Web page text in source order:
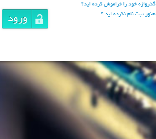
گذرواژه خود را فراموش کرده اید؟
هنوز ثبت نام نکرده اید ؟